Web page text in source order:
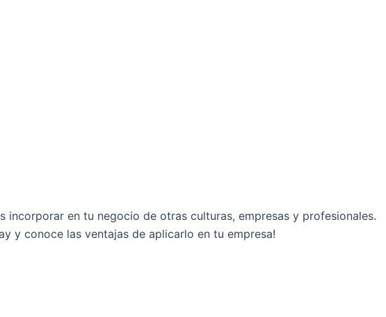
en tu negocio de otras culturas, empresas y profesionales.
y conoce las ventajas de aplicarlo en tu empresa!